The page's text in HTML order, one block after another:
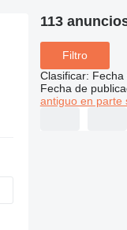
113
Filtro
Clasificar: Fecha
Fecha de
antiguo en parte